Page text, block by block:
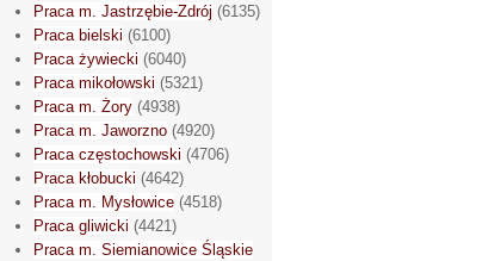
Praca m. Jastrzębie-Zdrój (6135)
Praca bielski (6100)
Praca żywiecki (6040)
Praca mikołowski (5321)
Praca m. Żory (4938)
Praca m. Jaworzno (4920)
Praca częstochowski (4706)
Praca kłobucki (4642)
Praca m. Mysłowice (4518)
Praca gliwicki (4421)
Praca m. Siemianowice Śląskie